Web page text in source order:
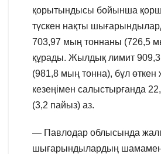
қорытындысы бойынша
түскен нақты
703,97 мың тоннаны (726,5
құрады. Жылдық лимит
(981,8 мың тонна), бұл
кезеңімен салыстырғанда
(3,2 пайыз) аз.
— Павлодар облысында
шығарындылардың